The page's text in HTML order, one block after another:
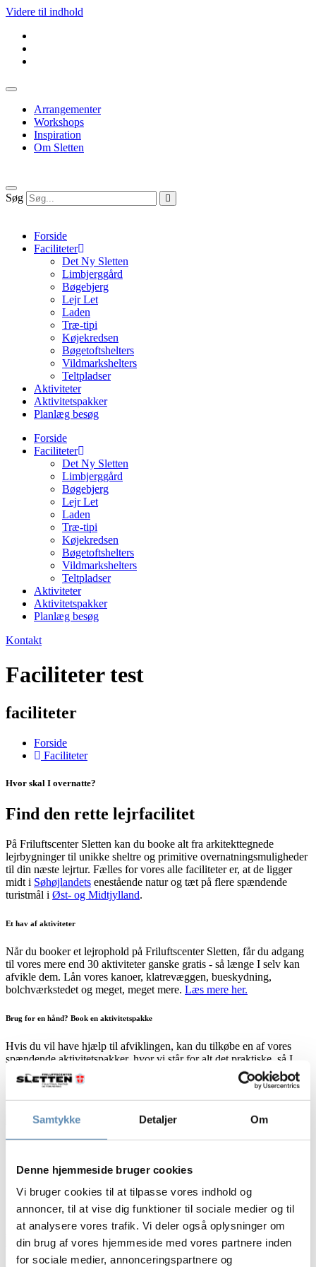
Samtykke Detaljer Om
Denne hjemmeside bruger cookies
Vi bruger cookies til at tilpasse vores indhold og
annoncer, til at vise dig funktioner til sociale medier og til
at analysere vores trafik. Vi deler også oplysninger om
din brug af vores hjemmeside med vores partnere inden
for sociale medier, annonceringspartnere og
Videre til indhold
Arrangementer
Workshops
Inspiration
Om Sletten
Søg
Forside
Faciliteter
Det Ny Sletten
Limbjerggård
Bøgebjerg
Lejr Let
Laden
Træ-tipi
Køjekredsen
Bøgetoftshelters
Vildmarkshelters
Teltpladser
Aktiviteter
Aktivitetspakker
Planlæg besøg
Forside
Faciliteter
Det Ny Sletten
Limbjerggård
Bøgebjerg
Lejr Let
Laden
Træ-tipi
Køjekredsen
Bøgetoftshelters
Vildmarkshelters
Teltpladser
Aktiviteter
Aktivitetspakker
Planlæg besøg
Kontakt
Faciliteter test
faciliteter
Forside
Faciliteter
Hvor skal I overnatte?
Find den rette lejrfacilitet
På Friluftscenter Sletten kan du booke alt fra arkitekttegnede
lejrbygninger til unikke sheltre og primitive overnatningsmuligheder
til din næste lejrtur. Fælles for vores alle faciliteter er, at de ligger
midt i Søhøjlandets enestående natur og tæt på flere spændende
turistmål i Øst- og Midtjylland.
Et hav af aktiviteter
Når du booker et lejrophold på Friluftscenter Sletten, får du adgang
til vores mere end 30 aktiviteter ganske gratis - så længe I selv kan
afvikle dem. Lån vores kanoer, klatrevæggen, bueskydning,
bolchværkstedet og meget, meget mere. Læs mere her.
Brug for en hånd? Book en aktivitetspakke
Hvis du vil have hjælp til afviklingen, kan du tilkøbe en af vores
spændende aktivitetspakker, hvor vi står for alt det praktiske, så I
kan koncentrere jer om det sjove.
90 sovepladser fordelt på 6 hytter.
Hovedbygning med køkken, fællesrum og pejsestue.
Spisepladser til 180+.
Booking